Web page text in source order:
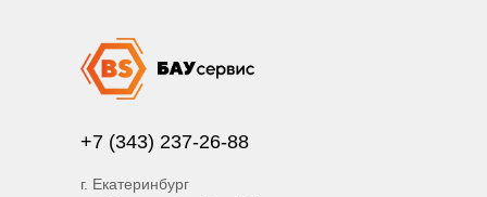
+7 (343) 237-26-88
г. Екатеринбург